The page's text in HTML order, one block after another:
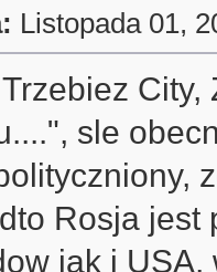
Listopada 01,
City,
sle
Rosja jest
jak i